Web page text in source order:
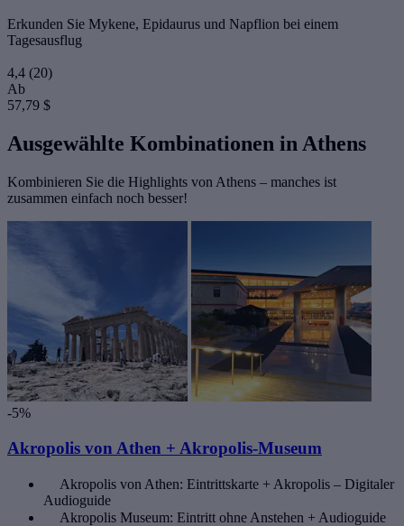
Erkunden Sie Mykene, Epidaurus und Napflion bei einem
Tagesausflug
4,4 (20)
Ab
57,79 $
Ausgewählte Kombinationen in Athens
Kombinieren Sie die Highlights von Athens – manches ist
zusammen einfach noch besser!
-5%
Akropolis von Athen + Akropolis-Museum
Akropolis von Athen: Eintrittskarte + Akropolis – Digitaler
Audioguide
Akropolis Museum: Eintritt ohne Anstehen + Audioguide